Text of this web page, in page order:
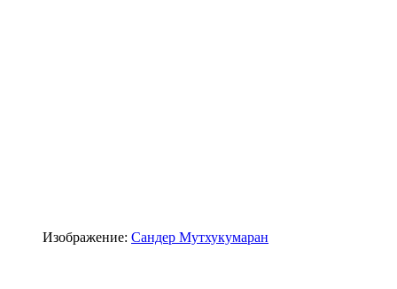
Изображение: Сандер Мутхукумаран